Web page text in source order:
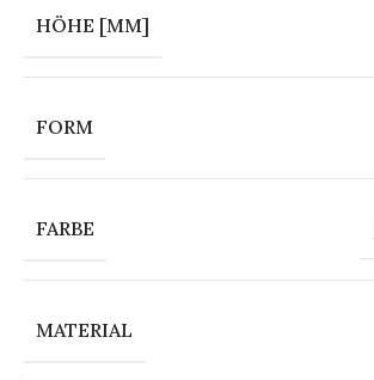
HÖHE [MM]
FORM
FARBE
MATERIAL